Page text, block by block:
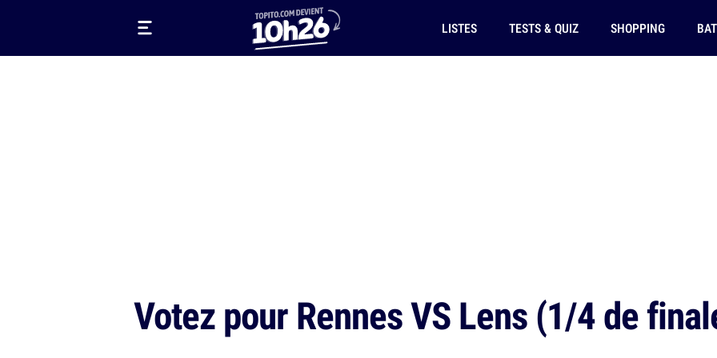
LISTES TESTS & QUIZ SHOPPING
Votez pour Rennes VS Lens (1/4 de